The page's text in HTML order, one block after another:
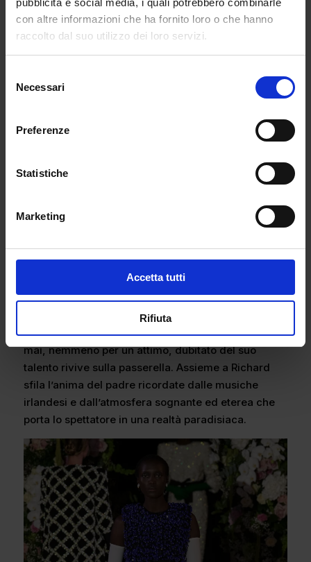
con altre informazioni che ha fornito loro o che hanno
raccolto dal suo utilizzo dei loro servizi.
delNecessari
Preferenze
Statistiche
Marketing
Accetta tutti
Rifiuta
L’intimità della collezione è cullata dal dolce ricordo
del padre del designer: Patrick scomparso a
giugno. Lui che l’ha sempre assecondato e non ha
mai, nemmeno per un attimo, dubitato del suo
talento rivive sulla passerella. Assieme a Richard
sfila l’anima del padre ricordate dalle musiche
irlandesi e dall’atmosfera sognante ed eterea che
porta lo spettatore in una realtà paradisiaca.